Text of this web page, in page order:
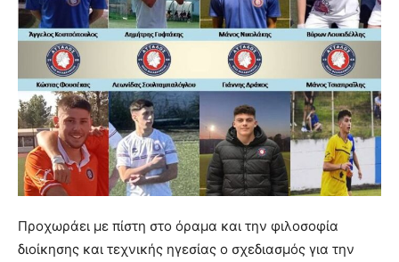
Προχωράει με πίστη στο όραμα και την φιλοσοφία
διοίκησης και τεχνικής ηγεσίας ο σχεδιασμός για την